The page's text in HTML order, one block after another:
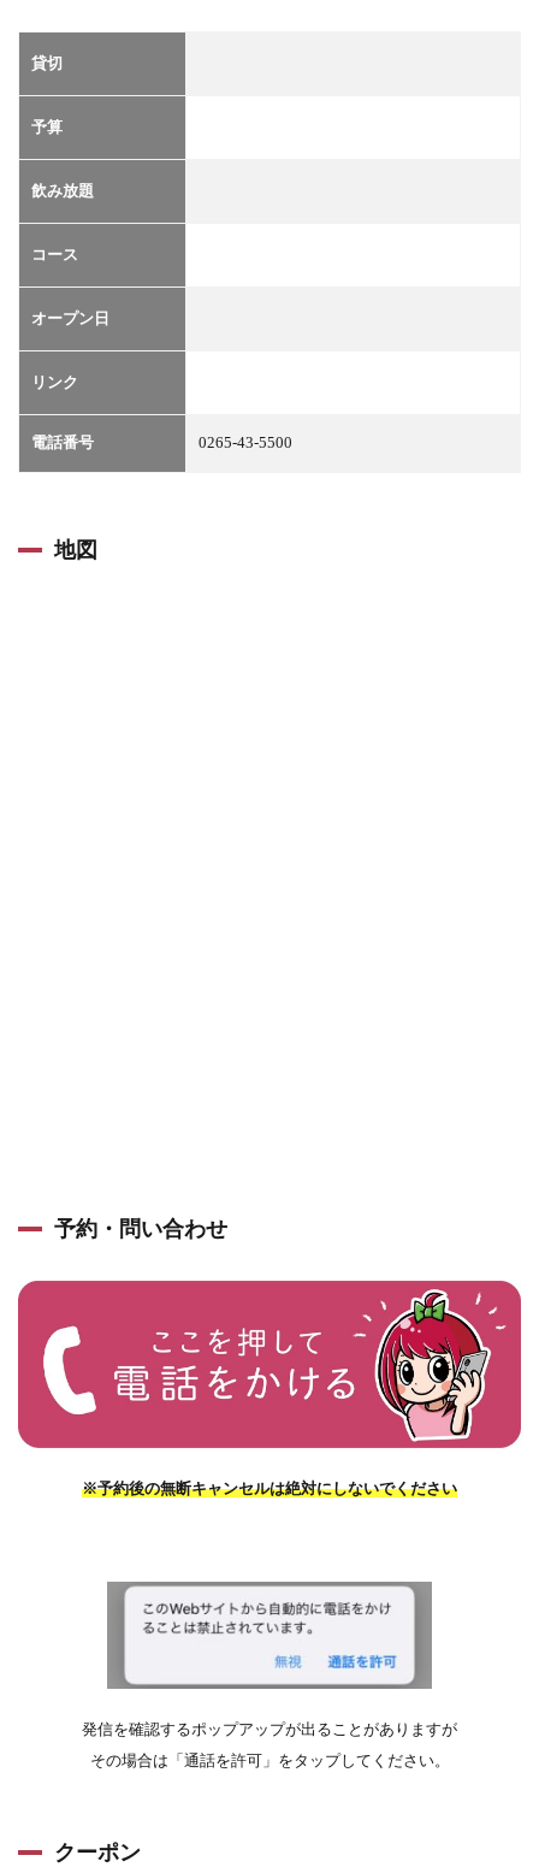
貸切
予算
飲み放題
コース
オープン日
リンク
電話番号 0265-43-5500
地図
予約・問い合わせ
※予約後の無断キャンセルは絶対にしないでください
発信を確認するポップアップが出ることがありますが
その場合は「通話を許可」をタップしてください。
クーポン